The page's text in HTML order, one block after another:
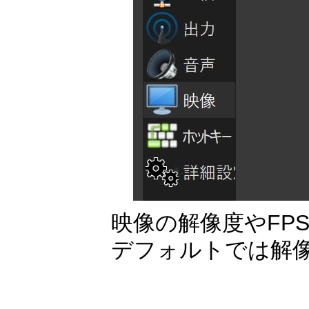
映像の解像度や
デフォルトでは解